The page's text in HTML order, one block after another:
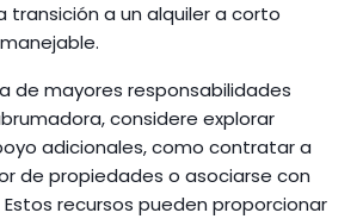
transición a un alquiler a corto
de mayores responsabilidades
considere explorar
adicionales, como contratar a
de propiedades o asociarse con
recursos pueden proporcionar